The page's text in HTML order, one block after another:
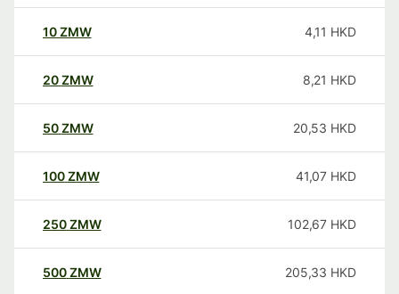
10ZMW 4,11 HKD
20ZMW 8,21 HKD
50ZMW 20,53 HKD
100ZMW 41,07 HKD
250ZMW 102,67 HKD
500ZMW 205,33 HKD